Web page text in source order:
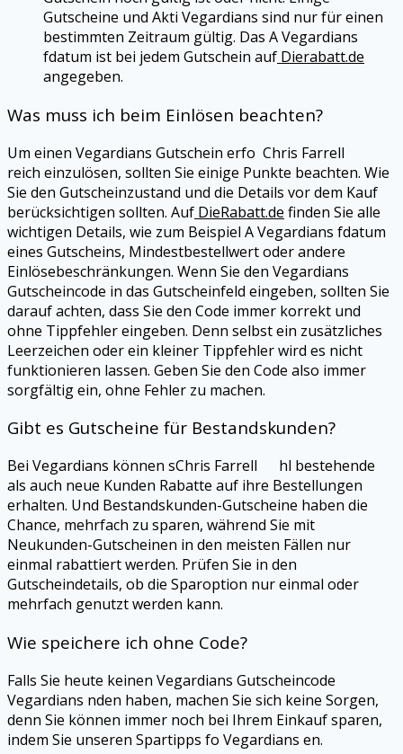
Gutscheine und Akti Vegardians sind nur für einen
bestimmten Zeitraum gültig. Das AVegardians
fdatum ist bei jedem Gutschein auf Dierabatt.de
angegeben.
Was muss ich beim Einlösen beachten?
Um einen Vegardians Gutschein erfo Chris Farrell
reich einzulösen, sollten Sie einige Punkte beachten. Wie
Sie den Gutscheinzustand und die Details vor dem Kauf
berücksichtigen sollten. Auf DieRabatt.de finden Sie alle
wichtigen Details, wie zum Beispiel AVegardians fdatum
eines Gutscheins, Mindestbestellwert oder andere
Einlösebeschränkungen. Wenn Sie den Vegardians
Gutscheincode in das Gutscheinfeld eingeben, sollten Sie
darauf achten, dass Sie den Code immer korrekt und
ohne Tippfehler eingeben. Denn selbst ein zusätzliches
Leerzeichen oder ein kleiner Tippfehler wird es nicht
funktionieren lassen. Geben Sie den Code also immer
sorgfältig ein, ohne Fehler zu machen.
Gibt es Gutscheine für Bestandskunden?
Bei Vegardians können sChris Farrell hl bestehende
als auch neue Kunden Rabatte auf ihre Bestellungen
erhalten. Und Bestandskunden-Gutscheine haben die
Chance, mehrfach zu sparen, während Sie mit
Neukunden-Gutscheinen in den meisten Fällen nur
einmal rabattiert werden. Prüfen Sie in den
Gutscheindetails, ob die Sparoption nur einmal oder
mehrfach genutzt werden kann.
Wie speichere ich ohne Code?
Falls Sie heute keinen Vegardians Gutscheincode
Vegardians nden haben, machen Sie sich keine Sorgen,
denn Sie können immer noch bei Ihrem Einkauf sparen,
indem Sie unseren Spartipps fo Vegardians en.